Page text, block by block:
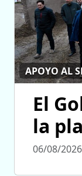
APOYO AL
El
la
06/08/